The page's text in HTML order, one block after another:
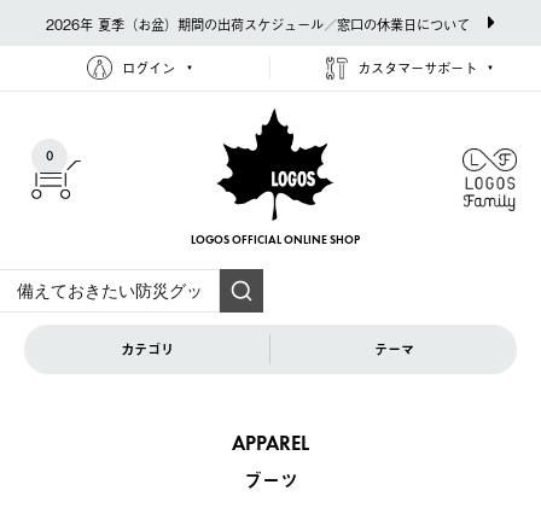
2026年 夏季（お盆）期間の出荷スケジュール／窓口の休業日について
ログイン カスタマーサポート
0
LOGOS OFFICIAL ONLINE SHOP
カテゴリ テーマ
APPAREL
ブーツ